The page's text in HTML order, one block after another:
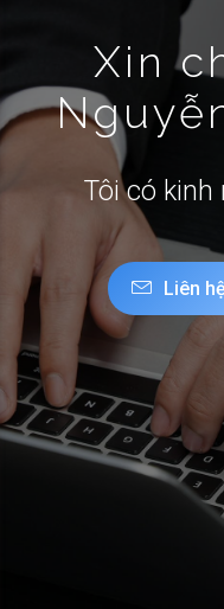
Xin
Tôi có
Liên hệ